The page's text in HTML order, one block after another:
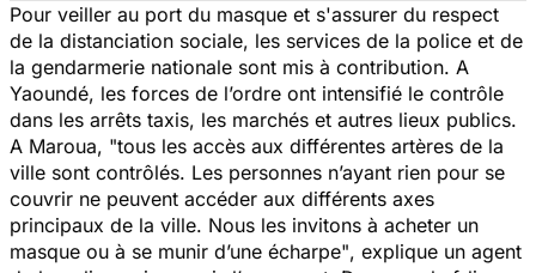
Pour veiller au port du masque et s'assurer du respect
de la distanciation sociale, les services de la police et de
la gendarmerie nationale sont mis à contribution. A
Yaoundé, les forces de l’ordre ont intensifié le contrôle
dans les arrêts taxis, les marchés et autres lieux publics.
A Maroua, "tous les accès aux différentes artères de la
ville sont contrôlés. Les personnes n’ayant rien pour se
couvrir ne peuvent accéder aux différents axes
principaux de la ville. Nous les invitons à acheter un
masque ou à se munir d’une écharpe", explique un agent